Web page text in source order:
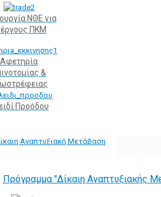
ΝΘΕ για
ΠΚΜ
Αφετηρία
&
Προόδου
Αναπτυξιακή Μετάβαση
Πρόγραμμα "Δίκαιη Αναπτυξιακής